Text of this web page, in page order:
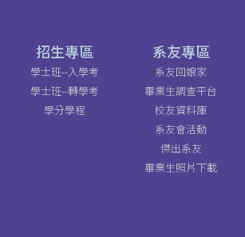
招生專區
學士班--入學考
學士班--轉學考
學分學程
系友專區
系友回娘家
畢業生調查平台
校友資料庫
系友會活動
傑出系友
畢業生照片下載